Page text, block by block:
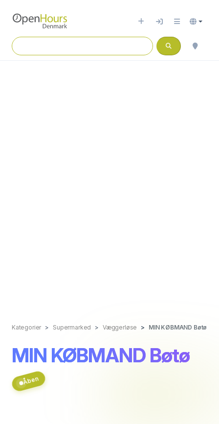
Kategorier Supermarked Væggerløse MIN KØBMAND Bøtø
MIN KØBMAND Bøtø
Åben